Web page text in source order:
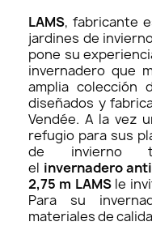
LAMS, fabricante
jardines de
pone su
invernadero que
amplia colección
diseñados y
Vendée. A la vez
refugio para sus
de invierno
el invernadero
2,75 m LAMS le
Para su
materiales de